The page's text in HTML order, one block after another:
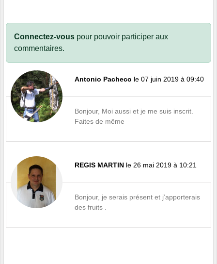
Connectez-vous pour pouvoir participer aux
commentaires.
Antonio Pacheco le 07 juin 2019 à 09:40
Bonjour, Moi aussi et je me suis inscrit.
Faites de même
REGIS MARTIN le 26 mai 2019 à 10:21
Bonjour, je serais présent et j’apporterais
des fruits .